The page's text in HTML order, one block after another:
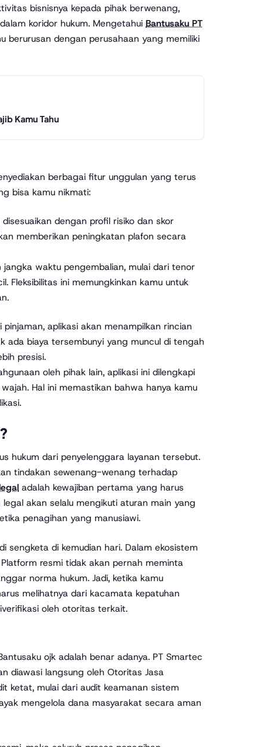
bisnisnya kepada pihak berwenang,
koridor hukum. Mengetahui Bantusaku PT
berurusan dengan perusahaan yang memiliki
Kamu Tahu
berbagai fitur unggulan yang terus
bisa kamu nikmati:
dengan profil risiko dan skor
memberikan peningkatan plafon secara
jangka waktu pengembalian, mulai dari tenor
Fleksibilitas ini memungkinkan kamu untuk
aplikasi akan menampilkan rincian
ada biaya tersembunyi yang muncul di tengah
presisi.
oleh pihak lain, aplikasi ini dilengkapi
Hal ini memastikan bahwa hanya kamu
hukum dari penyelenggara layanan tersebut.
tindakan sewenang-wenang terhadap
adalah kewajiban pertama yang harus
akan selalu mengikuti aturan main yang
penagihan yang manusiawi.
sengketa di kemudian hari. Dalam ekosistem
resmi tidak akan pernah meminta
norma hukum. Jadi, ketika kamu
melihatnya dari kacamata kepatuhan
oleh otoritas terkait.
ojk adalah benar adanya. PT Smartec
diawasi langsung oleh Otoritas Jasa
ketat, mulai dari audit keamanan sistem
mengelola dana masyarakat secara aman